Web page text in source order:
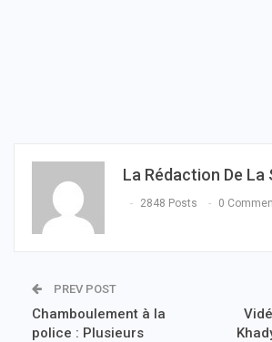
La Rédaction De La
2848 Posts 0
PREV POST
Chamboulement à la
police : Plusieurs